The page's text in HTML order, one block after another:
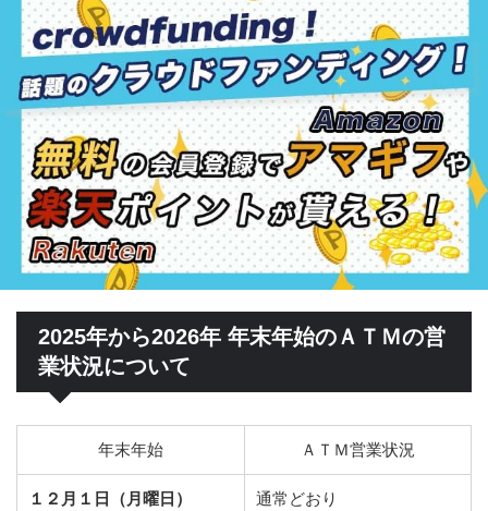
2025年から2026年 年末年始のＡＴＭの営
業状況について
年末年始 ＡＴＭ営業状況
１２月１日（月曜日） 通常どおり